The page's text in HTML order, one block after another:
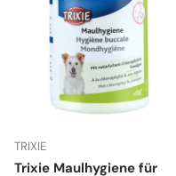
TRIXIE
Trixie Maulhygiene für